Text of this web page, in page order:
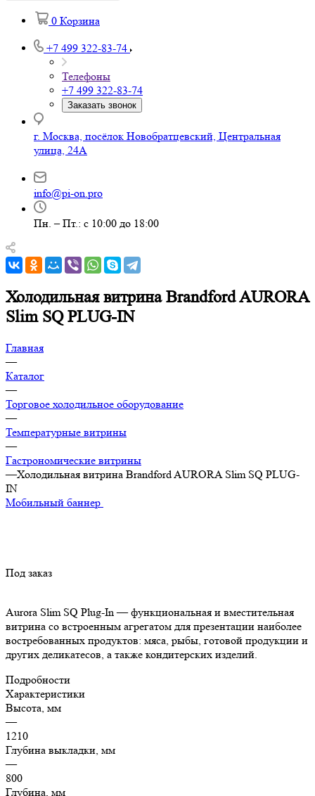
0 Корзина
+7 499 322-83-74
Телефоны
+7 499 322-83-74
Заказать звонок
г. Москва, посёлок Новобратцевский, Центральная
улица, 24А
info@pi-on.pro
Пн. – Пт.: с 10:00 до 18:00
Холодильная витрина Brandford AURORA
Slim SQ PLUG-IN
Главная
—
Каталог
—
Торговое холодильное оборудование
—
Температурные витрины
—
Гастрономические витрины
—Холодильная витрина Brandford AURORA Slim SQ PLUG-
IN
Мобильный баннер
Под заказ
Aurora Slim SQ Plug-In — функциональная и вместительная
витрина со встроенным агрегатом для презентации наиболее
востребованных продуктов: мяса, рыбы, готовой продукции и
других деликатесов, а также кондитерских изделий.
Подробности
Характеристики
Высота, мм
—
1210
Глубина выкладки, мм
—
800
Глубина, мм